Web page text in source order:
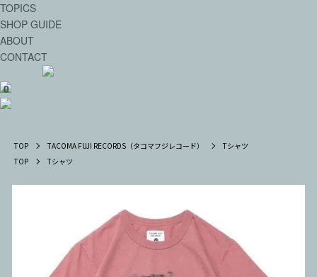
TOPICS
SHOP GUIDE
ABOUT
CONTACT
0
TOP TACOMA FUJI RECORDS（タコマフジレコード）
Tシャツ
TOP
Tシャツ